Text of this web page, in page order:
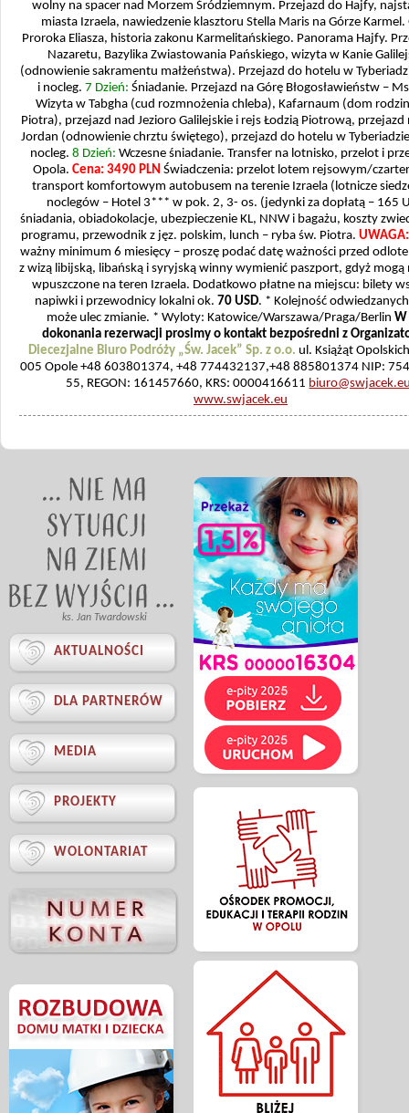
wolny na spacer nad Morzem Śródziemnym. Przejazd do Hajfy,
miasta Izraela, nawiedzenie klasztoru Stella Maris na Górze Karmel.
Proroka Eliasza, historia zakonu Karmelitańskiego. Panorama Hajfy.
Nazaretu, Bazylika Zwiastowania Pańskiego, wizyta w Kanie
(odnowienie sakramentu małżeństwa). Przejazd do hotelu w
i nocleg.7 Dzień: Śniadanie. Przejazd na Górę Błogosławieństw –
Wizyta w Tabgha (cud rozmnożenia chleba), Kafarnaum (dom
Piotra), przejazd nad Jezioro Galilejskie i rejs Łodzią Piotrową, przejazd
Jordan (odnowienie chrztu świętego), przejazd do hotelu w
nocleg. 8 Dzień: Wczesne śniadanie. Transfer na lotnisko, przelot i
Opola. Cena: 3490 PLN Świadczenia: przelot lotem rejsowym/
transport komfortowym autobusem na terenie Izraela (lotnicze
noclegów – Hotel 3*** w pok. 2, 3- os. (jedynki za dopłatą – 165
śniadania, obiadokolacje, ubezpieczenie KL, NNW i bagażu, koszty
programu, przewodnik z jęz. polskim, lunch – ryba św. Piotra. UWAGA:
ważny minimum 6 miesięcy – proszę podać datę ważności przed
z wizą libijską, libańską i syryjską winny wymienić paszport, gdyż mogą
wpuszczone na teren Izraela. Dodatkowo płatne na miejscu: bilety
napiwki i przewodnicy lokalni ok. 70 USD. * Kolejność
może ulec zmianie. * Wyloty: Katowice/Warszawa/Praga/Berlin
dokonania rezerwacji prosimy o kontakt bezpośredni z
Diecezjalne Biuro Podróży „Św. Jacek” Sp. z o.o. ul. Książąt
005 Opole +48 603801374, +48 774432137,+48 885801374 NIP:
55, REGON: 161457660, KRS: 0000416611
www.swjacek.eu
ks. Jan Twardowski
 AKTUALNOŚCI
 DLA PARTNERÓW
 MEDIA
 PROJEKTY
 WOLONTARIAT